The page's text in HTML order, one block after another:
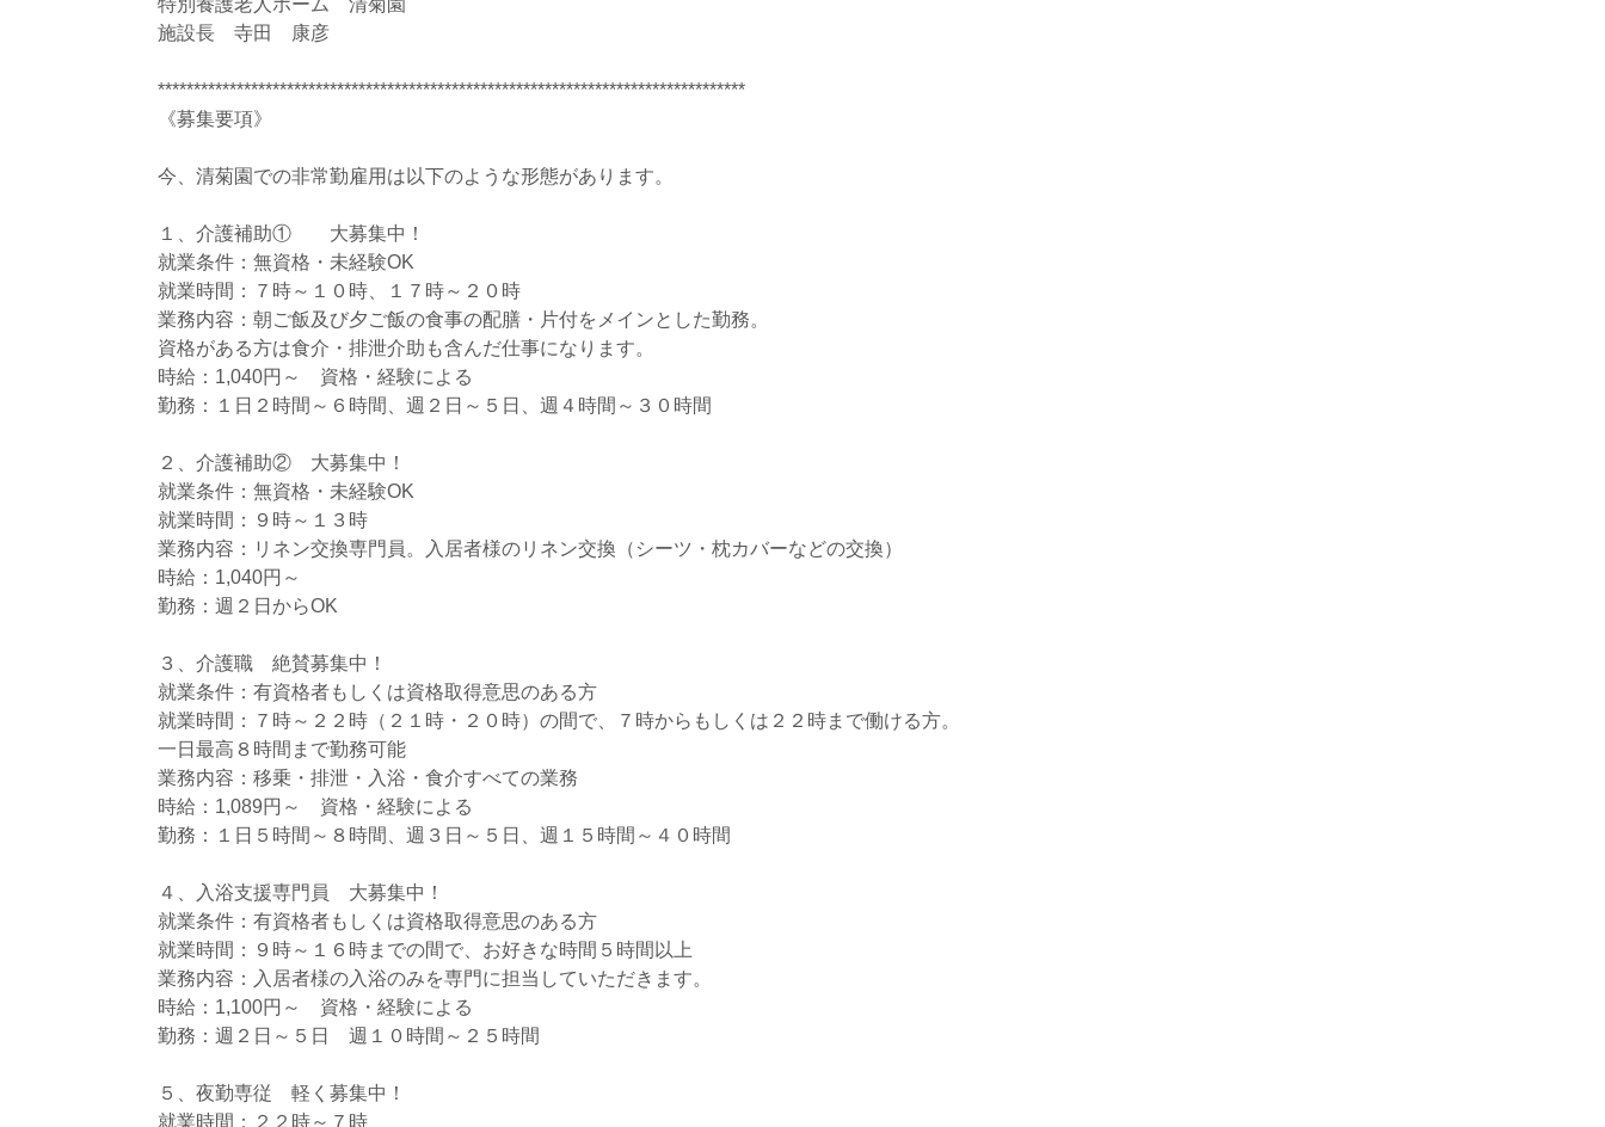
特別養護老人ホーム 清菊園
施設長 寺田 康彦
**********************************************************************************
《募集要項》
今、清菊園での非常勤雇用は以下のような形態があります。
１、介護補助① 大募集中！
就業条件：無資格・未経験OK
就業時間：７時～１０時、１７時～２０時
業務内容：朝ご飯及び夕ご飯の食事の配膳・片付をメインとした勤務。
資格がある方は食介・排泄介助も含んだ仕事になります。
時給：1,040円～ 資格・経験による
勤務：１日２時間～６時間、週２日～５日、週４時間～３０時間
２、介護補助② 大募集中！
就業条件：無資格・未経験OK
就業時間：９時～１３時
業務内容：リネン交換専門員。入居者様のリネン交換（シーツ・枕カバーなどの交換）
時給：1,040円～
勤務：週２日からOK
３、介護職 絶賛募集中！
就業条件：有資格者もしくは資格取得意思のある方
就業時間：７時～２２時（２１時・２０時）の間で、７時からもしくは２２時まで働ける方。
一日最高８時間まで勤務可能
業務内容：移乗・排泄・入浴・食介すべての業務
時給：1,089円～ 資格・経験による
勤務：１日５時間～８時間、週３日～５日、週１５時間～４０時間
４、入浴支援専門員 大募集中！
就業条件：有資格者もしくは資格取得意思のある方
就業時間：９時～１６時までの間で、お好きな時間５時間以上
業務内容：入居者様の入浴のみを専門に担当していただきます。
時給：1,100円～ 資格・経験による
勤務：週２日～５日 週１０時間～２５時間
５、夜勤専従 軽く募集中！
就業時間：２２時～７時